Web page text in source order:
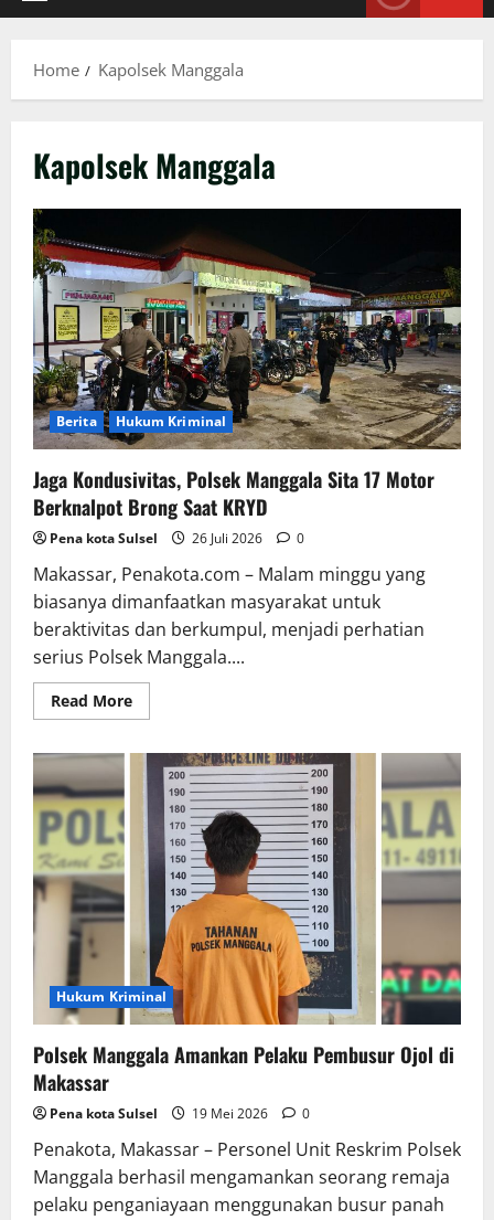
Home Kapolsek Manggala
Kapolsek Manggala
Berita Hukum Kriminal
Jaga Kondusivitas, Polsek Manggala Sita 17 Motor
Berknalpot Brong Saat KRYD
Pena kota Sulsel 26 Juli 2026 0
Makassar, Penakota.com – Malam minggu yang
biasanya dimanfaatkan masyarakat untuk
beraktivitas dan berkumpul, menjadi perhatian
serius Polsek Manggala....
Read MoreRead
more
Kondusivitas,
Polsek
Manggala
Sita
Motor
Berknalpot
Brong
Hukum Kriminal
Polsek Manggala Amankan Pelaku Pembusur Ojol di
Makassar
Pena kota Sulsel 19 Mei 2026 0
Penakota, Makassar – Personel Unit Reskrim Polsek
Manggala berhasil mengamankan seorang remaja
pelaku penganiayaan menggunakan busur panah